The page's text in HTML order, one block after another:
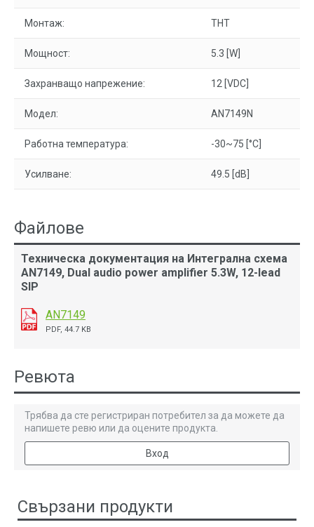
Монтаж: THT
Мощност: 5.3 [W]
Захранващо напрежение: 12 [VDC]
Модел: AN7149N
Работна температура: -30~75 [°C]
Усилване: 49.5 [dB]
Файлове
Техническа документация на Интегрална схема
AN7149, Dual audio power amplifier 5.3W, 12-lead
SIP
AN7149
PDF, 44.7 KB
Ревюта
Трябва да сте регистриран потребител за да можете да
напишете ревю или да оцените продукта.
Вход
Свързани продукти